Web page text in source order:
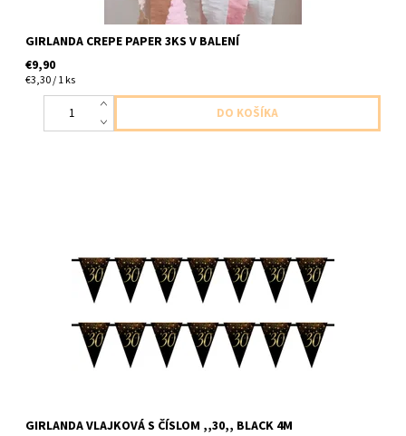
GIRLANDA CREPE PAPER 3KS V BALENÍ
€9,90
€3,30 / 1 ks
GIRLANDA VLAJKOVÁ S ČÍSLOM ,,30,, BLACK 4M